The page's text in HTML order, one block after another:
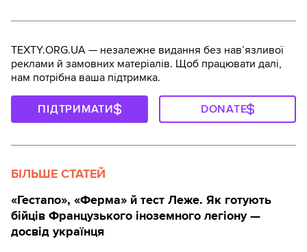
TEXTY.ORG.UA — незалежне видання без навʼязливої
реклами й замовних матеріалів. Щоб працювати далі,
нам потрібна ваша підтримка.
ПІДТРИМАТИ DONATE
БІЛЬШЕ СТАТЕЙ
«Гестапо», «Ферма» й тест Леже. Як готують
бійців Французького іноземного легіону —
досвід українця